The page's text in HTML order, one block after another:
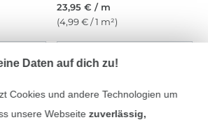
23,95 € / m
(4,99 € / 1 m²)
Daten auf dich zu!
Cookies und andere Technologien um
unsere Webseite zuverlässig,